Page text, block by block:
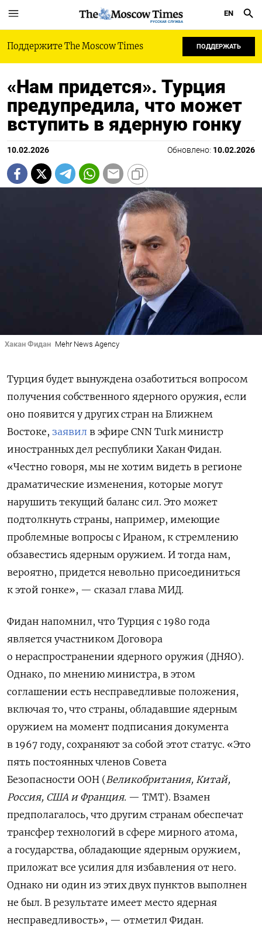
РУССКАЯ СЛУЖБА
EN
Поддержите The Moscow Times ПОДДЕРЖАТЬ
«Нам придется». Турция
предупредила, что может
вступить в ядерную гонку
10.02.2026 Обновлено: 10.02.2026
Хакан Фидан Mehr News Agency
Турция будет вынуждена озаботиться вопросом
получения собственного ядерного оружия, если
оно появится у других стран на Ближнем
Востоке, заявил в эфире CNN Turk министр
иностранных дел республики Хакан Фидан.
«Честно говоря, мы не хотим видеть в регионе
драматические изменения, которые могут
нарушить текущий баланс сил. Это может
подтолкнуть страны, например, имеющие
проблемные вопросы с Ираном, к стремлению
обзавестись ядерным оружием. И тогда нам,
вероятно, придется невольно присоединиться
к этой гонке», — сказал глава МИД.
Фидан напомнил, что Турция с 1980 года
является участником Договора
о нераспространении ядерного оружия (ДНЯО).
Однако, по мнению министра, в этом
соглашении есть несправедливые положения,
включая то, что страны, обладавшие ядерным
оружием на момент подписания документа
в 1967 году, сохраняют за собой этот статус. «Это
пять постоянных членов Совета
Безопасности ООН (Великобритания, Китай,
Россия, США и Франция. — TMT). Взамен
предполагалось, что другим странам обеспечат
трансфер технологий в сфере мирного атома,
а государства, обладающие ядерным оружием,
приложат все усилия для избавления от него.
Однако ни один из этих двух пунктов выполнен
не был. В результате имеет место ядерная
несправедливость», — отметил Фидан.